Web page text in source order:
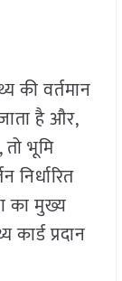
की वर्तमान
है और,
भूमि
निर्धारित
का मुख्य
प्रदान